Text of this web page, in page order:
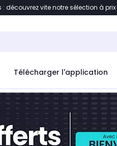
Accéder directement au
découvrez vite notre sélection à
Télécharger l'application